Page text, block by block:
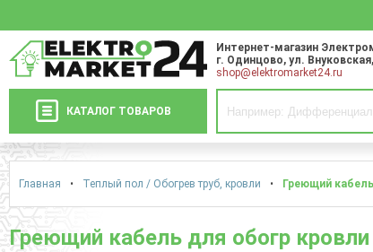
Интернет-магазин
г. Одинцово, ул.
shop@elektromarket24.ru
КАТАЛОГ ТОВАРОВ
Главная • Теплый пол / Обогрев труб, кровли • Греющий
Греющий кабель для обогр